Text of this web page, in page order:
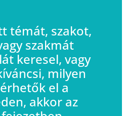
témát, szakot,
szakmát
keresel, vagy
milyen
el a
akkor az